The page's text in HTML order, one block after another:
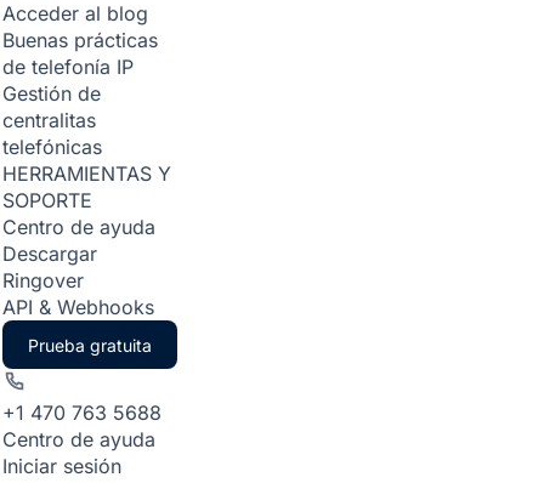
Acceder al blog
Buenas prácticas
de telefonía IP
Gestión de
centralitas
telefónicas
HERRAMIENTAS Y
SOPORTE
Centro de ayuda
Descargar
Ringover
API & Webhooks
Prueba gratuita
+1 470 763 5688
Centro de ayuda
Iniciar sesión